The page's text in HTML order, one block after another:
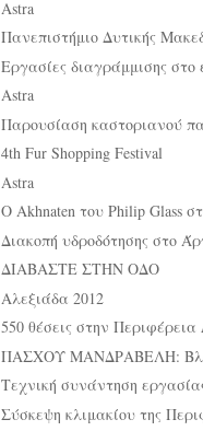
Astra
Πανεπιστήμιο Δυτικής
Εργασίες διαγράμμισης στο
Astra
Παρουσίαση καστοριανού
4th Fur Shopping Festival
Astra
O Akhnaten του Philip Glass
Διακοπή υδροδότησης στο
ΔΙΑΒΑΣΤΕ ΣΤΗΝ ΟΔΟ
Αλεξιάδα 2012
550 θέσεις στην
ΠΑΣΧΟΥ ΜΑΝΔΡΑΒΕΛΗ:
Τεχνική συνάντηση
Σύσκεψη κλιμακίου της